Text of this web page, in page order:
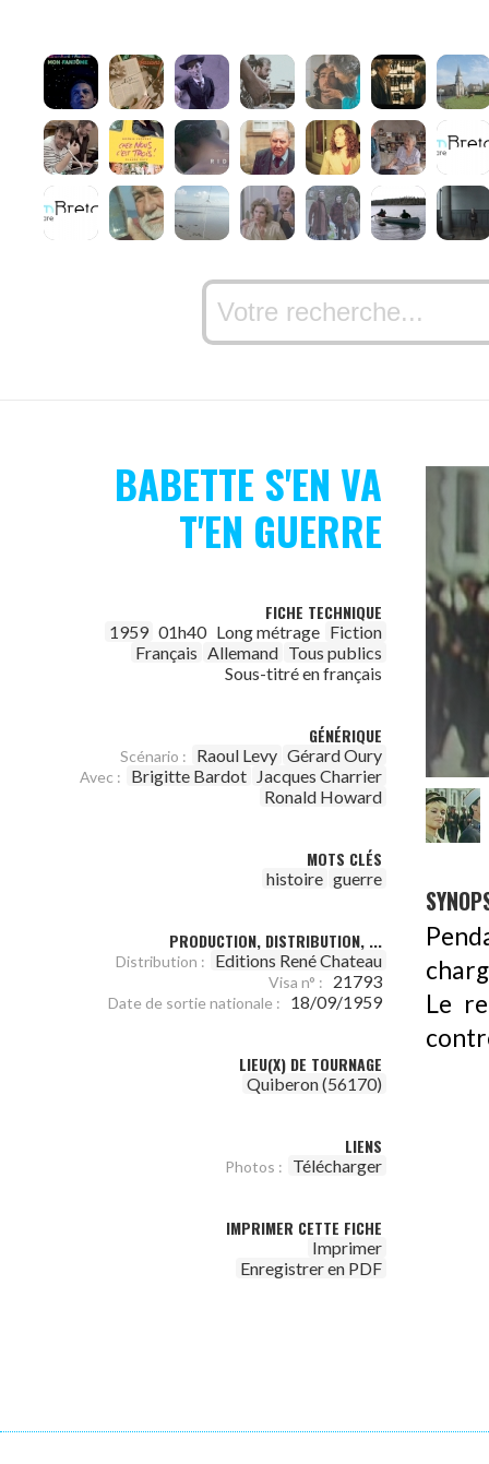
BABETTE S'EN VA
T'EN GUERRE
FICHE TECHNIQUE
1959 01h40 Long métrage Fiction
Français Allemand Tous publics
Sous-titré en français
GÉNÉRIQUE
Scénario : Raoul Levy Gérard Oury
Avec : Brigitte Bardot Jacques Charrier
Ronald Howard
MOTS CLÉS
histoire guerre
PRODUCTION, DISTRIBUTION, ...
Distribution : Editions René Chateau
Visa n° : 21793
Date de sortie nationale : 18/09/1959
LIEU(X) DE TOURNAGE
Quiberon (56170)
LIENS
Photos : Télécharger
IMPRIMER CETTE FICHE
Imprimer
Enregistrer en PDF
Le